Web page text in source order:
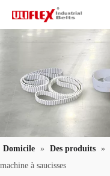
Domicile » Des produits »
machine à saucisses